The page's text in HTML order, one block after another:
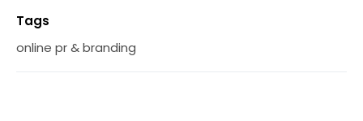
Tags
online pr & branding